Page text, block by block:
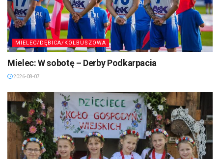
MIELEC/DĘBICA/KOLBUSZOWA
Mielec: W sobotę – Derby Podkarpacia
2026-08-07